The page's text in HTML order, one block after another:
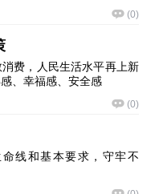
(0)
费，人民生活水平再上新
、幸福感、安全感
(0)
线和基本要求，守牢不